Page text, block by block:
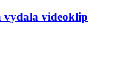
vydala videoklip